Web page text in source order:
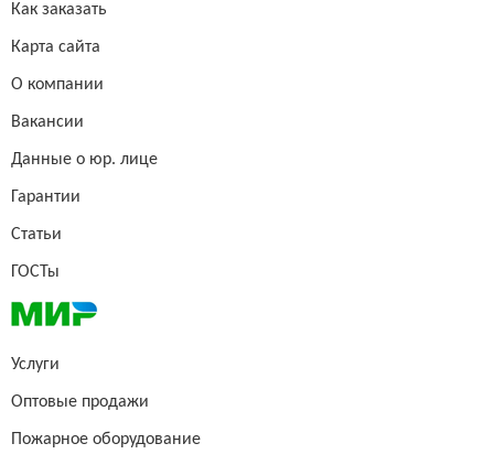
Как заказать
Карта сайта
О компании
Вакансии
Данные о юр. лице
Гарантии
Статьи
ГОСТы
Услуги
Оптовые продажи
Пожарное оборудование